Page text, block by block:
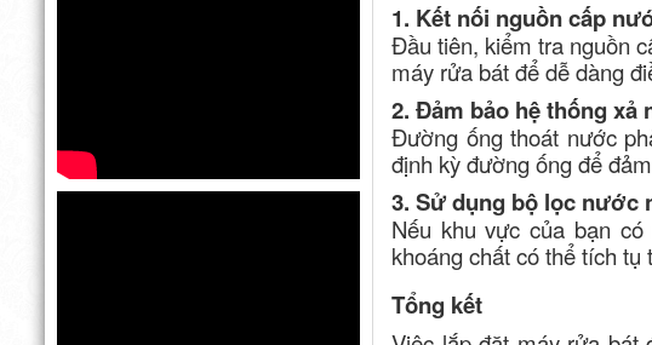
1. Kết nối nguồn cấp
Đầu tiên, kiểm tra nguồn
máy rửa bát để dễ dàng
2. Đảm bảo hệ thống xả
Đường ống thoát nước
định kỳ đường ống để
3. Sử dụng bộ lọc nước
Nếu khu vực của bạn
khoáng chất có thể tích
Tổng kết